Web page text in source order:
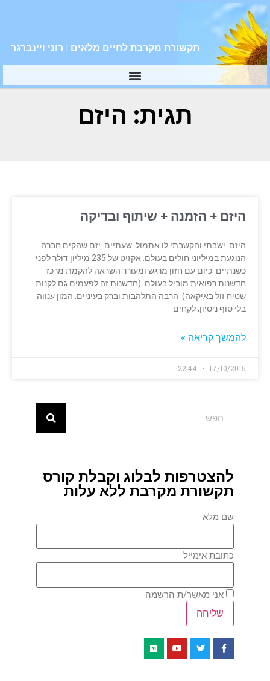
תקשורת מקרבת לחיים מלאים | רוני ויינברגר
תגית: היזם
היזם + הזמנה + שיתוף ובדיקה
היזם. ישבתי והקשבתי לו אתמול. שעתיים. יזם שהקים חברה
הנוגעת במיליוני חולים בעולם. אקזיט של 235 מיליון דולר לפני
כשנתיים. כיום עם חזון מרגש ומעורר השראה להקמת מרכז
חדשנות רפואית מוביל בעולם. (חדשנות זה לפעמים גם לקנות
שטיח זול באיקאה). הרבה התלהבות וברק בעיניים. המון ענווה.
בלי סוף ניסיון, לקחים
להמשך קריאה »
17/10/2015
להצטרפות לבלוג וקבלת קורס
תקשורת מקרבת ללא עלות
שם מלא
כתובת אימייל
אני מאשר/ת הרשמה